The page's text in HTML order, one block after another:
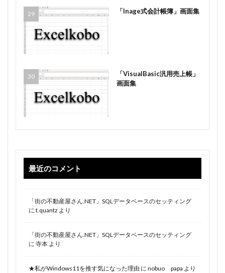
「Inage式会計帳簿」画面集
「VisualBasic汎用売上帳」
画面集
最近のコメント
「街の不動産屋さん.NET」SQLデータベースのセッティング
に t.quantz より
「街の不動産屋さん.NET」SQLデータベースのセッティング
に 寺本 より
★私がWindows11を推す気になった理由 に nobuo papa より